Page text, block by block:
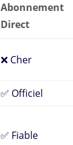
Abonnement
Direct
❌ Cher
✅ Officiel
✅ Fiable